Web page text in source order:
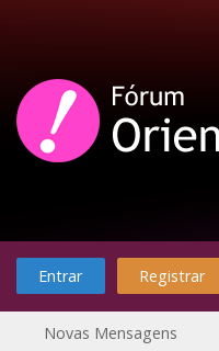
Entrar Registrar
Novas Mensagens